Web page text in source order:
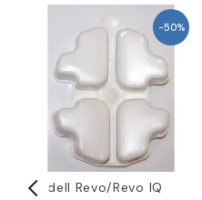
−50%
Riddell Revo/Revo IQ